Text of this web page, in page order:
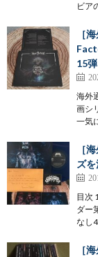
ビア
［
15弾
海外
画シ
一気
［
ズ
目次
ダー
なし
［